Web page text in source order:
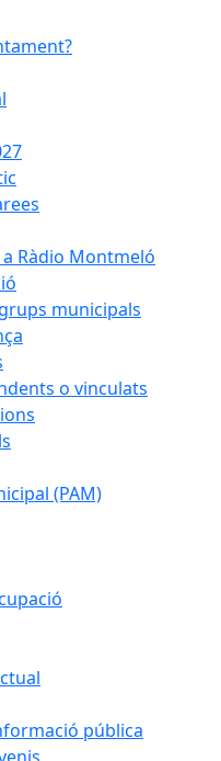
Ràdio Montmeló
municipals
o vinculats
(PAM)
pública